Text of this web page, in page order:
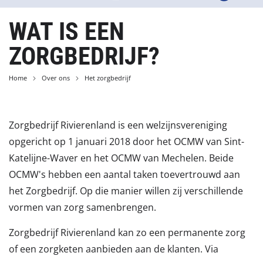
WAT IS EEN
ZORGBEDRIJF?
Home Over ons Het zorgbedrijf
Zorgbedrijf Rivierenland is een welzijnsvereniging
opgericht op 1 januari 2018 door het OCMW van Sint-
Katelijne-Waver en het OCMW van Mechelen. Beide
OCMW's hebben een aantal taken toevertrouwd aan
het Zorgbedrijf. Op die manier willen zij verschillende
vormen van zorg samenbrengen.
Zorgbedrijf Rivierenland kan zo een permanente zorg
of een zorgketen aanbieden aan de klanten. Via